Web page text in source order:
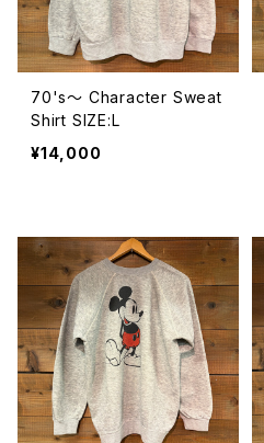
70's〜 Character Sweat
Shirt SIZE:L
¥14,000